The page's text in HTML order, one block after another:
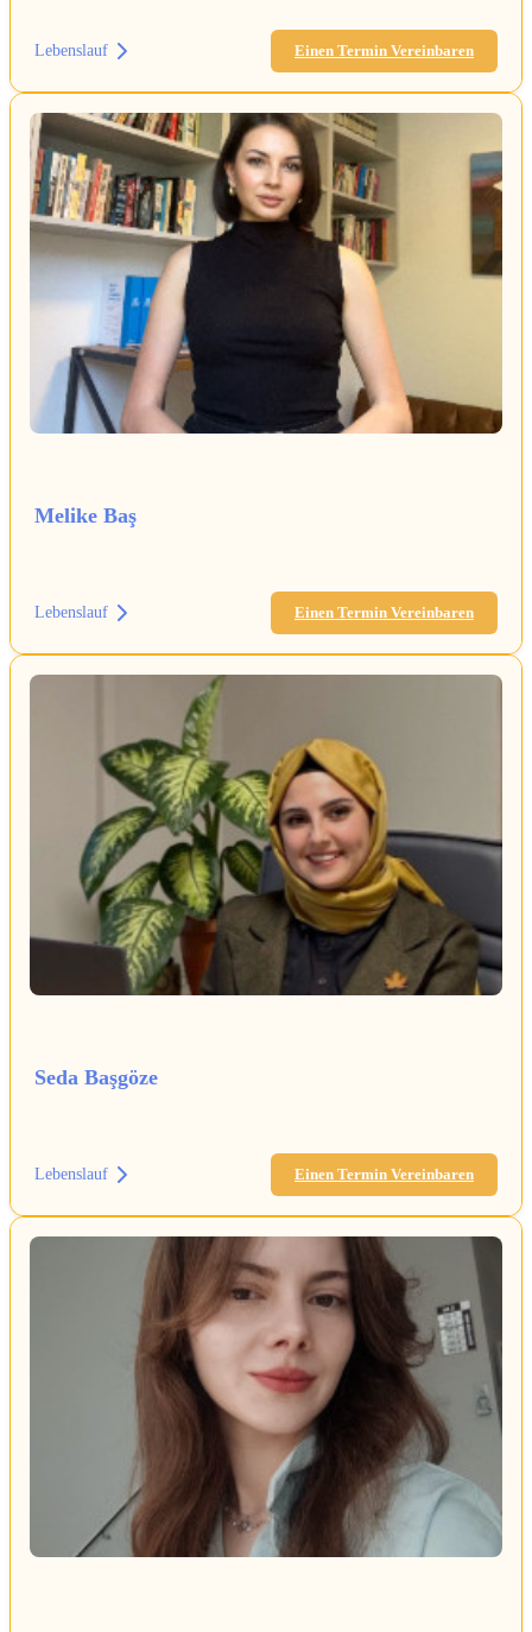
Lebenslauf Einen Termin Vereinbaren
Melike Baş
Lebenslauf Einen Termin Vereinbaren
Seda Başgöze
Lebenslauf Einen Termin Vereinbaren